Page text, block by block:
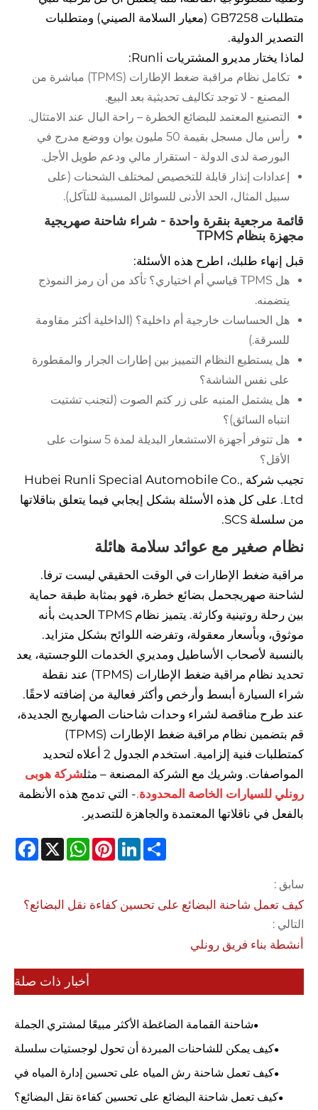
متطلبات GB7258 (معيار السلامة الصيني) ومتطلبات
التصدير الدولية.
لماذا يختار مديرو المشتريات Runli:
تكامل نظام مراقبة ضغط الإطارات (TPMS) مباشرة من
المصنع - لا توجد تكاليف تحديثية بعد البيع.
التصنيع المعتمد للبضائع الخطرة – راحة البال عند الامتثال.
رأس مال مسجل بقيمة 50 مليون يوان ووضع مدرج في
البورصة لدى الدولة - استقرار مالي ودعم طويل الأجل.
إعدادات إنذار قابلة للتخصيص لمختلف الشحنات (على
سبيل المثال، الحد الأدنى للسوائل المسببة للتآكل).
قائمة مرجعية بنقرة واحدة - شراء شاحنة صهريجية
مجهزة بنظام TPMS
قبل إنهاء طلبك، اطرح هذه الأسئلة:
هل TPMS قياسي أم اختياري؟ تأكد من أن رمز النموذج
يتضمنه.
هل الحساسات خارجية أم داخلية؟ (الداخلية أكثر مقاومة
للسرقة.)
هل يستطيع النظام التمييز بين إطارات الجرار والمقطورة
على نفس الشاشة؟
هل يشتمل المنبه على زر كتم الصوت (لتجنب تشتيت
انتباه السائق)؟
هل تتوفر أجهزة الاستشعار البديلة لمدة 5 سنوات على
الأقل؟
تجيب شركة Hubei Runli Special Automobile Co.,
Ltd. على كل هذه الأسئلة بشكل إيجابي فيما يتعلق بناقلاتها
من سلسلة SCS.
نظام صغير مع عوائد سلامة هائلة
مراقبة ضغط الإطارات في الوقت الحقيقي ليست ترفا.
لشاحنة صهريجحمل بضائع خطرة، فهو بمثابة طبقة حماية
بين رحلة روتينية وكارثة. يتميز نظام TPMS الحديث بأنه
موثوق، وبأسعار معقولة، وتفرضه اللوائح بشكل متزايد.
بالنسبة لأصحاب الأساطيل ومديري الخدمات اللوجستية، يعد
تحديد نظام مراقبة ضغط الإطارات (TPMS) عند نقطة
شراء السيارة أبسط وأرخص وأكثر فعالية من إضافته لاحقًا.
عند طرح مناقصة لشراء وحدات شاحنات الصهاريج الجديدة،
قم بتضمين نظام مراقبة ضغط الإطارات (TPMS)
كمتطلبات فنية إلزامية. استخدم الجدول 2 أعلاه لتحديد
المواصفات. وشريك مع الشركة المصنعة – مثلشركة هوبى
رونلي للسيارات الخاصة المحدودة.- التي تدمج هذه الأنظمة
بالفعل في ناقلاتها المعتمدة والجاهزة للتصدير.
X
WhatsAppPinterestLinkedInShare
سابق :
كيف تعمل شاحنة البضائع على تحسين كفاءة نقل البضائع؟
التالي :
أنشطة بناء فريق رونلي
أخبار ذات صلة
شاحنة القمامة الضاغطة الأكثر مبيعًا لمشتري الجملة
كيف يمكن للشاحنات المبردة أن تحول لوجستيات سلسلة
التبريد لديك؟
كيف تعمل شاحنة رش المياه على تحسين إدارة المياه في
المناطق الحضرية؟
كيف تعمل شاحنة البضائع على تحسين كفاءة نقل البضائع؟